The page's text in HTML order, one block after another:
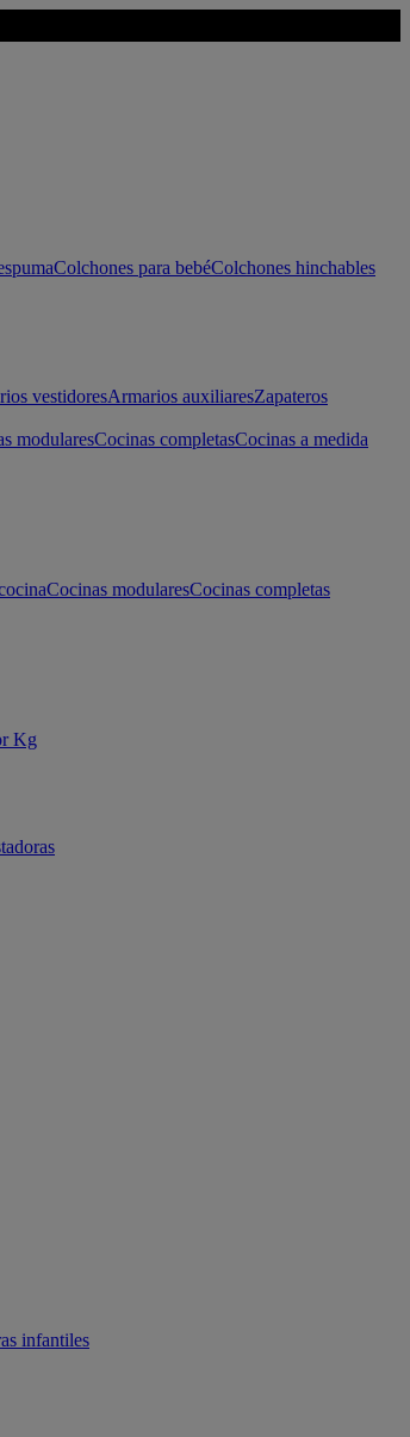
Colchones para bebéColchones hinchables
vestidoresArmarios auxiliaresZapateros
modularesCocinas completasCocinas a medida
Cocinas modularesCocinas completas
Kg
infantiles